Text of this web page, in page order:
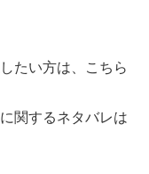
たい方は、こちら
関するネタバレは